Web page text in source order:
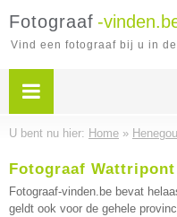
Fotograaf -
Vind een fotograaf bij u in
U bent nu hier: Home »
Fotograaf Wattripont
Fotograaf-vinden.be bevat
geldt ook voor de gehele